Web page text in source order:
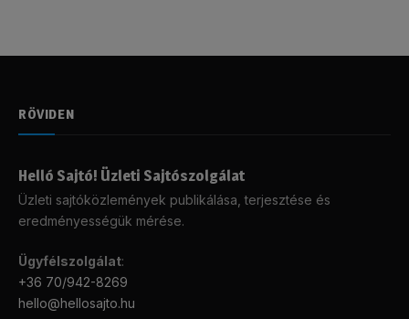
RÖVIDEN
Helló Sajtó! Üzleti Sajtószolgálat
Üzleti sajtóközlemények publikálása, terjesztése és
eredményességük mérése.
Ügyfélszolgálat:
+36 70/942-8269
hello@hellosajto.hu